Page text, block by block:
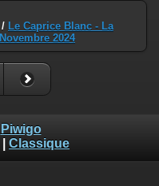
/ Le Caprice Blanc - La
Novembre 2024
Piwigo
Classique